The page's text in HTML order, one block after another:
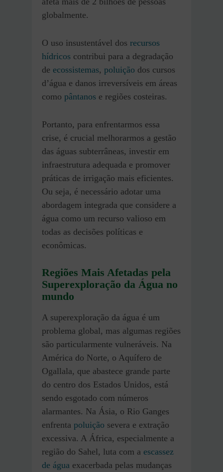
globalmente.
O uso insustentável dos recursos
hídricos contribui para a degradação
de ecossistemas, poluição dos cursos
d’água e danos irreversíveis em áreas
como pântanos e regiões costeiras.
Portanto, para enfrentarmos essa
crise, é crucial melhorarmos a gestão
das águas subterrâneas, investir em
infraestrutura adequada e promover
práticas de irrigação mais eficientes.
Ou seja, é necessário adotar uma
abordagem integrada que considere a
água como um recurso valioso em
todas as decisões políticas e
econômicas​.
Regiões Mais Afetadas pela
Superexploração da Água no
mundo
A superexploração da água é um
problema global, mas algumas regiões
são particularmente vulneráveis. Na
América do Norte, o Aquífero de
Ogallala, que abastece grande parte
do centro dos Estados Unidos, está
sendo esgotado com números
alarmantes. Na Ásia, o Rio Ganges
enfrenta poluição severa e extração
excessiva. A África, especialmente a
região do Sahel, luta com a escassez
de água exacerbada pelas mudanças